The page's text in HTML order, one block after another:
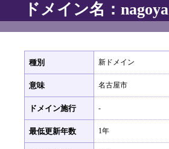
ドメイン名：nagoya
種別 新ドメイン
意味 名古屋市
ドメイン施行 -
最低更新年数 1年